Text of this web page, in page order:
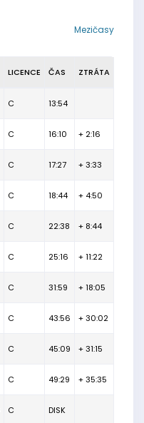
Mezičasy
LICENCE ČAS ZTRÁTA
C 13:54
C 16:10 + 2:16
C 17:27 + 3:33
C 18:44 + 4:50
C 22:38 + 8:44
C 25:16 + 11:22
C 31:59 + 18:05
C 43:56 + 30:02
C 45:09 + 31:15
C 49:29 + 35:35
C DISK